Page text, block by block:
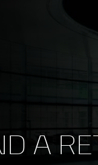
A